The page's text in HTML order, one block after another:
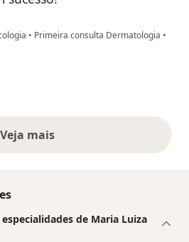
• Primeira consulta Dermatologia •
Bernard
Veja maisopiniões acima
de Maria Luiza